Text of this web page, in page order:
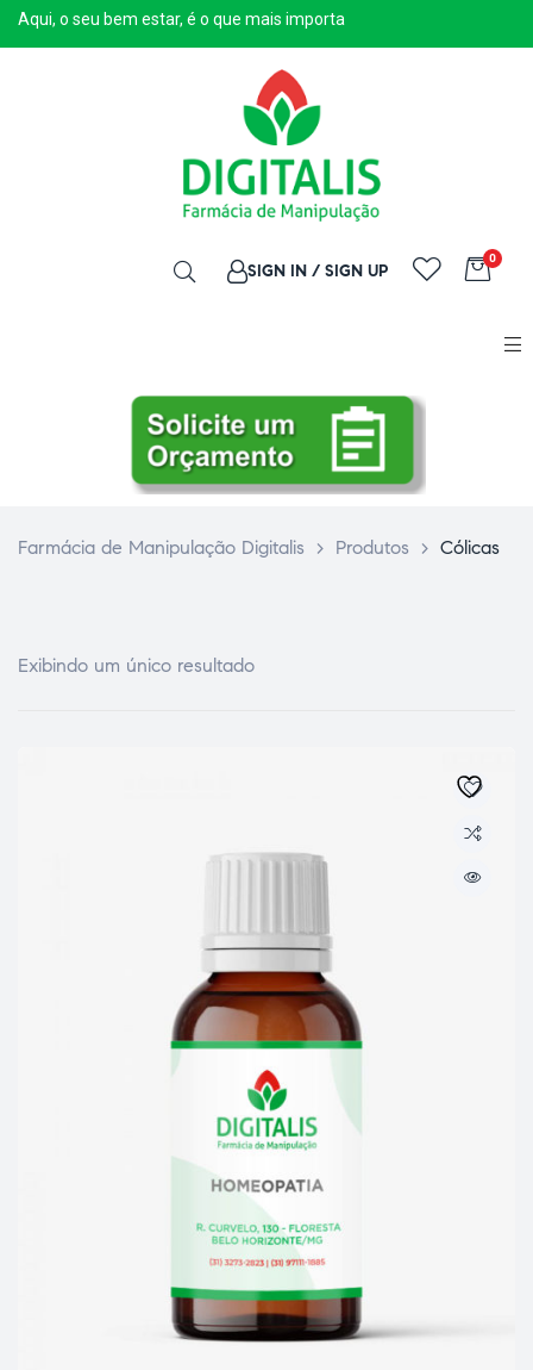
Aqui, o seu bem estar, é o que mais importa
SIGN IN / SIGN UP
0
Farmácia de Manipulação Digitalis > Produtos > Cólicas
Exibindo um único resultado